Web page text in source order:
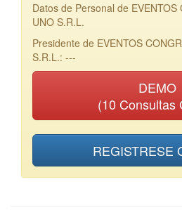
Datos de Personal de EVENTOS
UNO S.R.L.
Presidente de EVENTOS
S.R.L.: ---
DEMO
(10 Consultas
REGISTRESE